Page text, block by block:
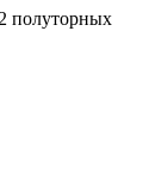
полуторных